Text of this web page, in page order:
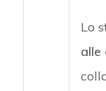
Lo
alle